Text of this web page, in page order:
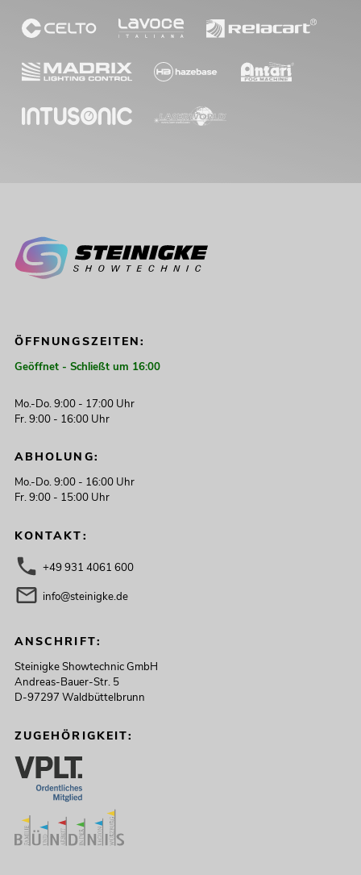
ÖFFNUNGSZEITEN:
Geöffnet - Schließt um 16:00
Mo.-Do. 9:00 - 17:00 Uhr
Fr. 9:00 - 16:00 Uhr
ABHOLUNG:
Mo.-Do. 9:00 - 16:00 Uhr
Fr. 9:00 - 15:00 Uhr
KONTAKT:
+49 931 4061 600
info@steinigke.de
ANSCHRIFT:
Steinigke Showtechnic GmbH
Andreas-Bauer-Str. 5
D-97297 Waldbüttelbrunn
ZUGEHÖRIGKEIT: